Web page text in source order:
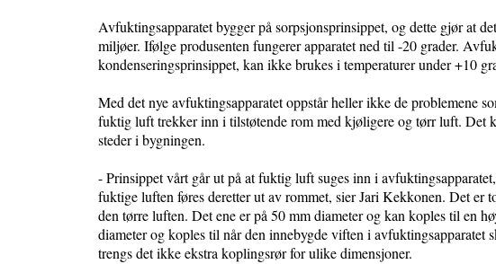
Avfuktingsapparatet bygger på sorpsjonsprinsippet, og dette gjør at
miljøer. Ifølge produsenten fungerer apparatet ned til -20 grader.
kondenseringsprinsippet, kan ikke brukes i temperaturer under +10
Med det nye avfuktingsapparatet oppstår heller ikke de problemene
fuktig luft trekker inn i tilstøtende rom med kjøligere og tørr luft. Det
steder i bygningen.
- Prinsippet vårt går ut på at fuktig luft suges inn i
fuktige luften føres deretter ut av rommet, sier Jari Kekkonen. Det er
den tørre luften. Det ene er på 50 mm diameter og kan koples til en
diameter og koples til når den innebygde viften i avfuktingsapparatet
trengs det ikke ekstra koplingsrør for ulike dimensjoner.